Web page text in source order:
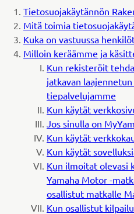
Tietosuojakäytännön
Mitä toimia
Kuka on vastuussa
Milloin keräämme ja
Kun rekisteröit
jatkavan
tiepalvelujamme
Kun käytät
Jos sinulla on
Kun käytät
Kun käytät
Kun ilmoitat olevasi
Yamaha Motor -
osallistut matkalle
Kun osallistut